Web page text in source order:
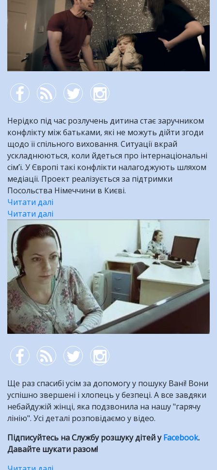
Нерідко під час розлучень дитина стає заручником
конфлікту між батьками, які не можуть дійти згоди
щодо її спільного виховання. Ситуації вкрай
ускладнюються, коли йдеться про інтернаціональні
сім’ї. У Європі такі конфлікти налагоджують шляхом
медіації. Проект реалізується за підтримки
Посольства Німеччини в Києві.
Читати далі
таке
медіація
і
як
вона
допомагає
у
захисті
прав
дітей?
Читати далі
Ділимося
новинами
щодо
знайдених
дітей
Ще раз спасибі усім за допомогу у пошуку Вані! Вони
успішно звершені і хлопець у безпеці. А все завдяки
небайдужій жінці, яка подзвонила на нашу "гарячу
лінію". Усі деталі розповідаємо у відео.
Підписуйтесь на Службу розшуку дітей уFacebook.
Давайте шукати разом!